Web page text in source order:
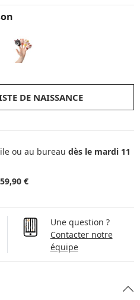
DE NAISSANCE
ou au bureau dès le mardi 11
€
Une question ?
Contacter notre
équipe